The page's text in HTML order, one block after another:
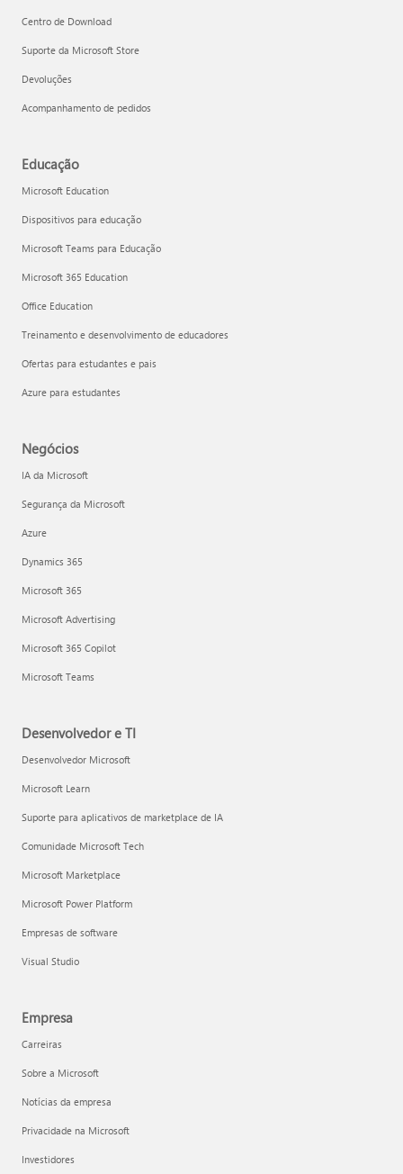
Centro de Download
Suporte da Microsoft Store
Devoluções
Acompanhamento de pedidos
Educação
Microsoft Education
Dispositivos para educação
Microsoft Teams para Educação
Microsoft 365 Education
Office Education
Treinamento e desenvolvimento de educadores
Ofertas para estudantes e pais
Azure para estudantes
Negócios
IA da Microsoft
Segurança da Microsoft
Azure
Dynamics 365
Microsoft 365
Microsoft Advertising
Microsoft 365 Copilot
Microsoft Teams
Desenvolvedor e TI
Desenvolvedor Microsoft
Microsoft Learn
Suporte para aplicativos de marketplace de IA
Comunidade Microsoft Tech
Microsoft Marketplace
Microsoft Power Platform
Empresas de software
Visual Studio
Empresa
Carreiras
Sobre a Microsoft
Notícias da empresa
Privacidade na Microsoft
Investidores